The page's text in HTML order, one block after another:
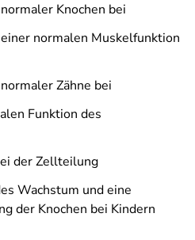
Knochen bei
normalen Muskelfunktion
Zähne bei
Funktion des
der Zellteilung
Wachstum und eine
der Knochen bei Kindern